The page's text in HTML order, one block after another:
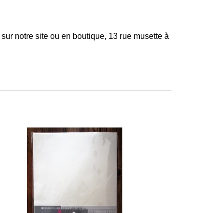
sur notre site ou en boutique, 13 rue musette à